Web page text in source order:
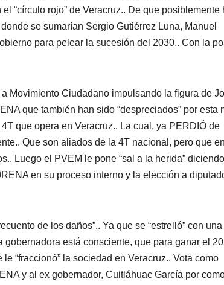
“círculo rojo” de Veracruz.. De que posiblemente
se sumarían Sergio Gutiérrez Luna, Manuel
para pelear la sucesión del 2030.. Con la
Movimiento Ciudadano impulsando la figura de
que también han sido “despreciados” por esta
que opera en Veracruz.. La cual, ya PERDIÓ de
Que son aliados de la 4T nacional, pero que en
Luego el PVEM le pone “sal a la herida”
en su proceso interno y la elección a
de los daños”.. Ya que se “estrelló” con una
está consciente, que para ganar el
“fraccionó” la sociedad en Veracruz.. Vota como
y al ex gobernador, Cuitláhuac García por